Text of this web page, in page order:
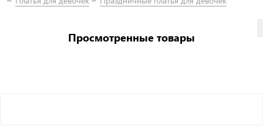
Просмотренные товары